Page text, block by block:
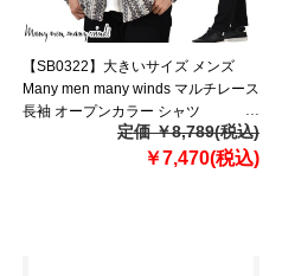
【SB0322】大きいサイズ メンズ
Many men many winds マルチレース
長袖 オープンカラー シャツ
定価 ￥8,789(税込)
￥7,470(税込)